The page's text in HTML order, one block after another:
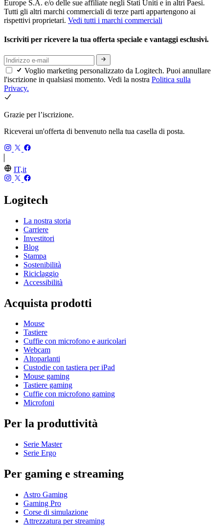
Europe S.A. e/o delle sue affiliate negli Stati Uniti e in altri Paesi.
Tutti gli altri marchi commerciali di terze parti appartengono ai
rispettivi proprietari. Vedi tutti i marchi commerciali
Iscriviti per ricevere la tua offerta speciale e vantaggi esclusivi.
Voglio marketing personalizzato da Logitech. Puoi annullare
l'iscrizione in qualsiasi momento. Vedi la nostra Politica sulla
Privacy.
Grazie per l’iscrizione.
Riceverai un'offerta di benvenuto nella tua casella di posta.
IT,it
Logitech
La nostra storia
Carriere
Investitori
Blog
Stampa
Sostenibilità
Riciclaggio
Accessibilità
Acquista prodotti
Mouse
Tastiere
Cuffie con microfono e auricolari
Webcam
Altoparlanti
Custodie con tastiera per iPad
Mouse gaming
Tastiere gaming
Cuffie con microfono gaming
Microfoni
Per la produttività
Serie Master
Serie Ergo
Per gaming e streaming
Astro Gaming
Gaming Pro
Corse di simulazione
Attrezzatura per streaming